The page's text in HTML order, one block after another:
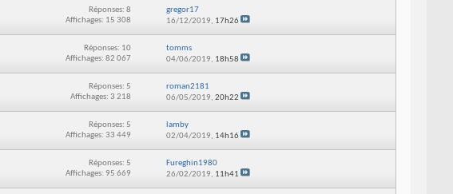
Réponses: 8
Affichages: 15 308
gregor17
16/12/2019, 17h26
Réponses: 10
Affichages: 82 067
tomms
04/06/2019, 18h58
Réponses: 5
Affichages: 3 218
roman2181
06/05/2019, 20h22
Réponses: 5
Affichages: 33 449
lamby
02/04/2019, 14h16
Réponses: 5
Affichages: 95 669
Fureghin1980
26/02/2019, 11h41